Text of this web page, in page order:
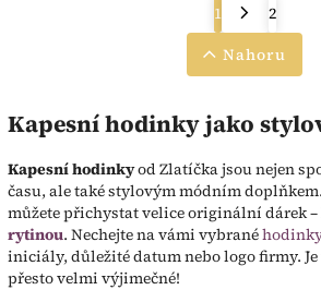
1
2
Nahoru
Kapesní hodinky jako
Kapesní hodinkyod Zlatíčka jsou nejen
času, ale také stylovým módním
můžete přichystat velice originální dárek –
rytinou. Nechejte na vámi vybrané
iniciály, důležité datum nebo logo firmy.
přesto velmi výjimečné!